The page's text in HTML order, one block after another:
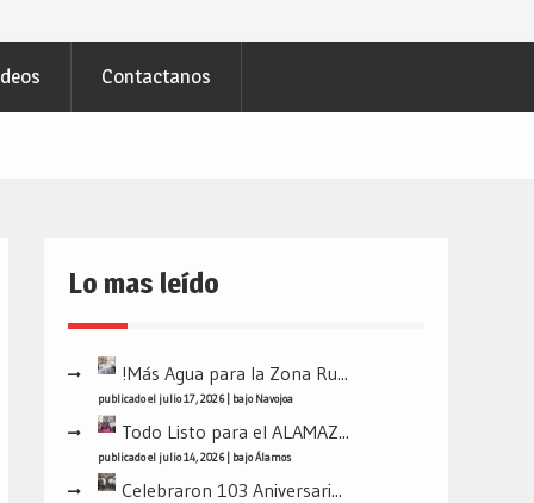
Contactanos
Lo mas leído
!Más Agua para la Zona Ru...
publicado el julio 17, 2026| bajoNavojoa
Todo Listo para el ALAMAZ...
publicado el julio 14, 2026| bajoÁlamos
Celebraron 103 Aniversari...